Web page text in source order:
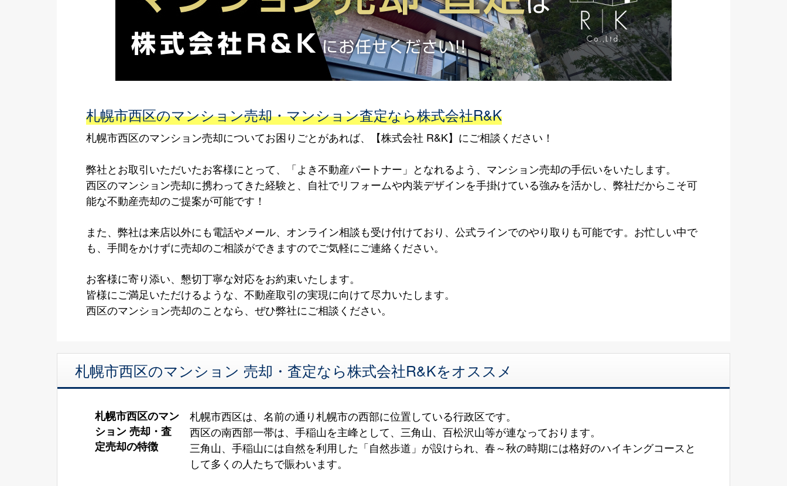
札幌市西区のマンション売却・マンション査定なら株式会社R&K
札幌市西区のマンション売却についてお困りごとがあれば、【株式会社 R&K】にご相談ください！
弊社とお取引いただいたお客様にとって、「よき不動産パートナー」となれるよう、マンション売却の手伝いをいたします。
西区のマンション売却に携わってきた経験と、自社でリフォームや内装デザインを手掛けている強みを活かし、弊社だからこそ可
能な不動産売却のご提案が可能です！
また、弊社は来店以外にも電話やメール、オンライン相談も受け付けており、公式ラインでのやり取りも可能です。お忙しい中で
も、手間をかけずに売却のご相談ができますのでご気軽にご連絡ください。
お客様に寄り添い、懇切丁寧な対応をお約束いたします。
皆様にご満足いただけるような、不動産取引の実現に向けて尽力いたします。
西区のマンション売却のことなら、ぜひ弊社にご相談ください。
札幌市西区のマンション 売却・査定なら株式会社R&Kをオススメ
札幌市西区のマン
ション 売却・査
定売却の特徴
札幌市西区は、名前の通り札幌市の西部に位置している行政区です。
西区の南西部一帯は、手稲山を主峰として、三角山、百松沢山等が連なっております。
三角山、手稲山には自然を利用した「自然歩道」が設けられ、春～秋の時期には格好のハイキングコースと
して多くの人たちで賑わいます。